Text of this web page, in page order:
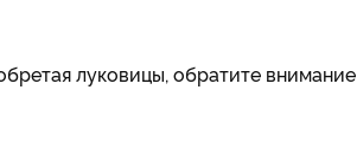
луковицы, обратите внимание